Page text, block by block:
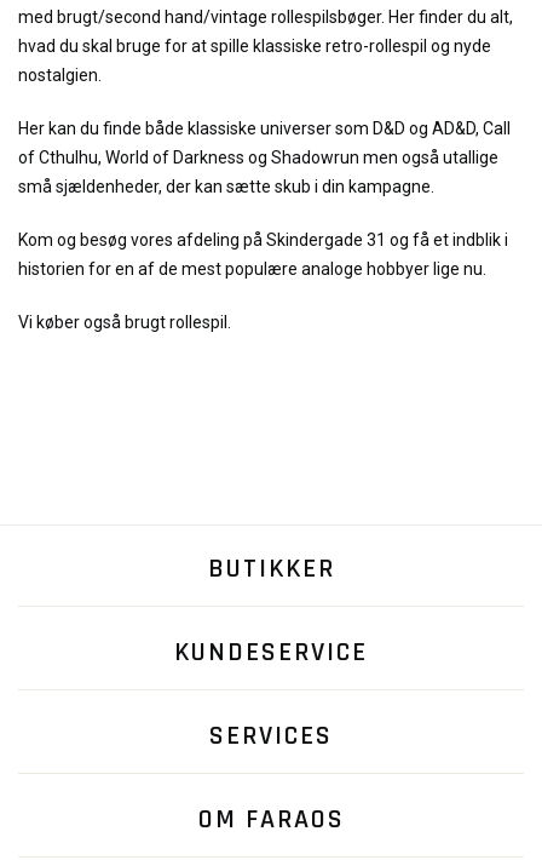
med brugt/second hand/vintage rollespilsbøger. Her finder du alt,
hvad du skal bruge for at spille klassiske retro-rollespil og nyde
nostalgien.
Her kan du finde både klassiske universer som D&D og AD&D, Call
of Cthulhu, World of Darkness og Shadowrun men også utallige
små sjældenheder, der kan sætte skub i din kampagne.
Kom og besøg vores afdeling på Skindergade 31 og få et indblik i
historien for en af de mest populære analoge hobbyer lige nu.
Vi køber også brugt rollespil.
BUTIKKER
KUNDESERVICE
SERVICES
OM FARAOS